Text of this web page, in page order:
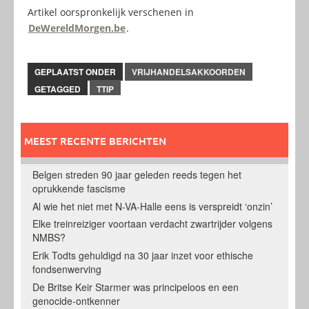
Artikel oorspronkelijk verschenen in
DeWereldMorgen.be.
GEPLAATST ONDER
VRIJHANDELSAKKOORDEN
GETAGGED
TTIP
MEEST RECENTE BERICHTEN
Belgen streden 90 jaar geleden reeds tegen het
oprukkende fascisme
Al wie het niet met N-VA-Halle eens is verspreidt ‘onzin’
Elke treinreiziger voortaan verdacht zwartrijder volgens
NMBS?
Erik Todts gehuldigd na 30 jaar inzet voor ethische
fondsenwerving
De Britse Keir Starmer was principeloos en een
genocide-ontkenner